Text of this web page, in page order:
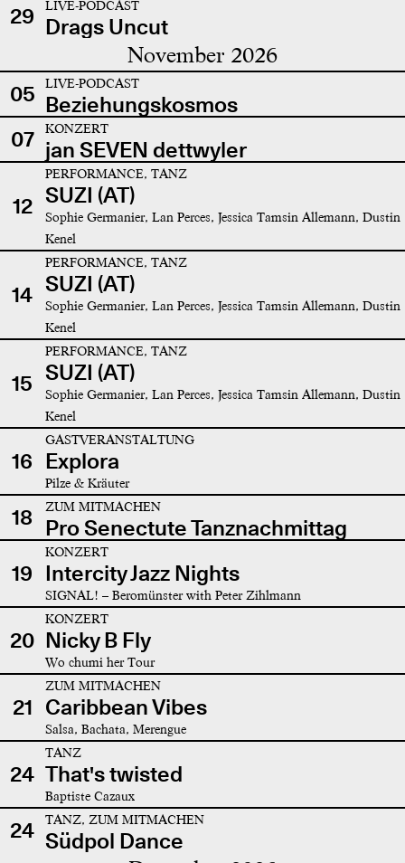
29
LIVE-PODCAST
Drags Uncut
November 2026
05 LIVE-PODCAST
Beziehungskosmos
07
KONZERT
jan SEVEN dettwyler
12
PERFORMANCE, TANZ
SUZI (AT)
Sophie Germanier, Lan Perces, Jessica Tamsin Allemann, Dustin
Kenel
14
PERFORMANCE, TANZ
SUZI (AT)
Sophie Germanier, Lan Perces, Jessica Tamsin Allemann, Dustin
Kenel
15
PERFORMANCE, TANZ
SUZI (AT)
Sophie Germanier, Lan Perces, Jessica Tamsin Allemann, Dustin
Kenel
16
GASTVERANSTALTUNG
Explora
Pilze & Kräuter
18 ZUM MITMACHEN
Pro Senectute Tanznachmittag
19
KONZERT
Intercity Jazz Nights
SIGNAL! – Beromünster with Peter Zihlmann
20
KONZERT
Nicky B Fly
Wo chumi her Tour
21
ZUM MITMACHEN
Caribbean Vibes
Salsa, Bachata, Merengue
24
TANZ
That's twisted
Baptiste Cazaux
24 TANZ, ZUM MITMACHEN
Südpol Dance